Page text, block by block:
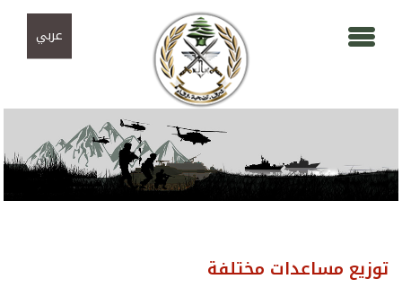
عربي
توزيع مساعدات مختلفة